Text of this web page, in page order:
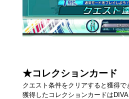
★コレクションカード
クエスト条件をクリアすると獲得で
獲得したコレクションカードは